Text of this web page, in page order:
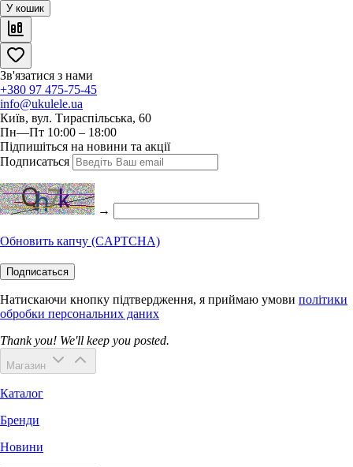
У кошик
Зв'язатися з нами
+380 97 475-75-45
info@ukulele.ua
Київ, вул. Тираспільська, 60
Пн—Пт 10:00 – 18:00
Підпишіться на новини та акції
Подписаться
→
Обновить капчу (CAPTCHA)
Подписаться
Натискаючи кнопку підтвердження, я приймаю умови політики
обробки персональних даних
Thank you! We'll keep you posted.
Магазин
Каталог
Бренди
Новини